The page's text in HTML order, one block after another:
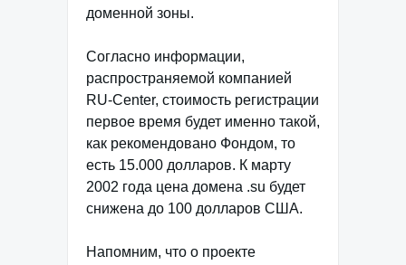
доменной зоны.
Согласно информации,
распространяемой компанией
RU-Сenter, стоимость регистрации
первое время будет именно такой,
как рекомендовано Фондом, то
есть 15.000 долларов. К марту
2002 года цена домена .su будет
снижена до 100 долларов США.
Напомним, что о проекте